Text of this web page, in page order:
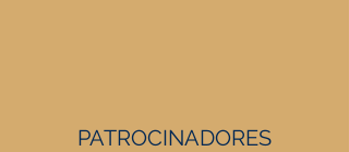
PATROCINADORES